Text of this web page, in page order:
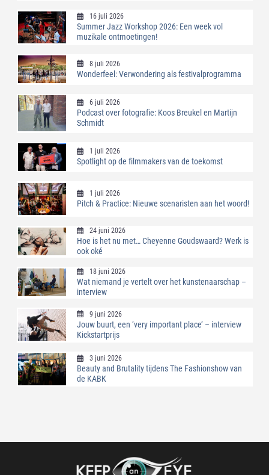
16 juli 2026
Summer Jazz Workshop 2026: Een week vol
muzikale ontmoetingen!
8 juli 2026
Wonderfeel: Verwondering als festivalprogramma
6 juli 2026
Podcast over fotografie: Koos Breukel en Martijn
Schmidt
1 juli 2026
Spotlight op de filmmakers van de toekomst
1 juli 2026
Pitch & Practice: Nieuwe scenaristen aan het woord!
24 juni 2026
Hoe is het nu met… Cheyenne Goudswaard? Werk is
ook oké
18 juni 2026
Wat niemand je vertelt over het kunstenaarschap –
interview
9 juni 2026
Jouw buurt, een ‘very important place’ – interview
Kickstartprijs
3 juni 2026
Beauty and Brutality tijdens The Fashionshow van
de KABK